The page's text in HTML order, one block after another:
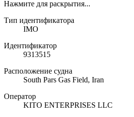
Нажмите для раскрытия...
Тип идентификатора
IMO
Идентификатор
9313515
Расположение судна
South Pars Gas Field, Iran
Оператор
KITO ENTERPRISES LLC